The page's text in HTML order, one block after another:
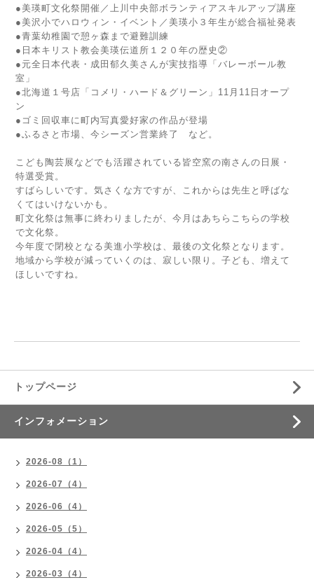
●美瑛町文化祭開催／上川中央部ボランティアスキルアップ講座
●美沢小でハロウィン・イベント／美瑛小３年生が総合福祉発表
●青葉幼稚園で憩ヶ森まで避難訓練
●日本キリスト教会美瑛伝道所１２０年の歴史②
●元全日本代表・成田郁久美さんが実技指導「バレーボール教
室」
●北海道１号店「コメリ・ハード＆グリーン」11月11日オープ
ン
●ゴミ回収車に町内写真愛好家の作品が登場
●ふるさと市場、今シーズン営業終了 など。
こども陶芸展などでも活躍されている皆空窯の南さんの日展・
特選受賞。
すばらしいです。気さくな方ですが、これからは先生と呼ばな
くてはいけないかも。
町文化祭は無事に終わりましたが、今月はあちらこちらの学校
で文化祭。
今年度で閉校となる美進小学校は、最後の文化祭となります。
地域から学校が減っていくのは、寂しい限り。子ども、増えて
ほしいですね。
トップページ
インフォメーション
2026-08（1）
2026-07（4）
2026-06（4）
2026-05（5）
2026-04（4）
2026-03（4）